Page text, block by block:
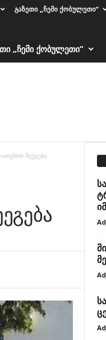
ᲒᲐᲖᲔᲗᲘ „ᲩᲔᲛᲘ ᲥᲝᲑᲣᲚᲔᲗᲘ“
„ᲩᲔᲛᲘ ᲥᲝᲑᲣᲚᲔᲗᲘ“
შეეგება